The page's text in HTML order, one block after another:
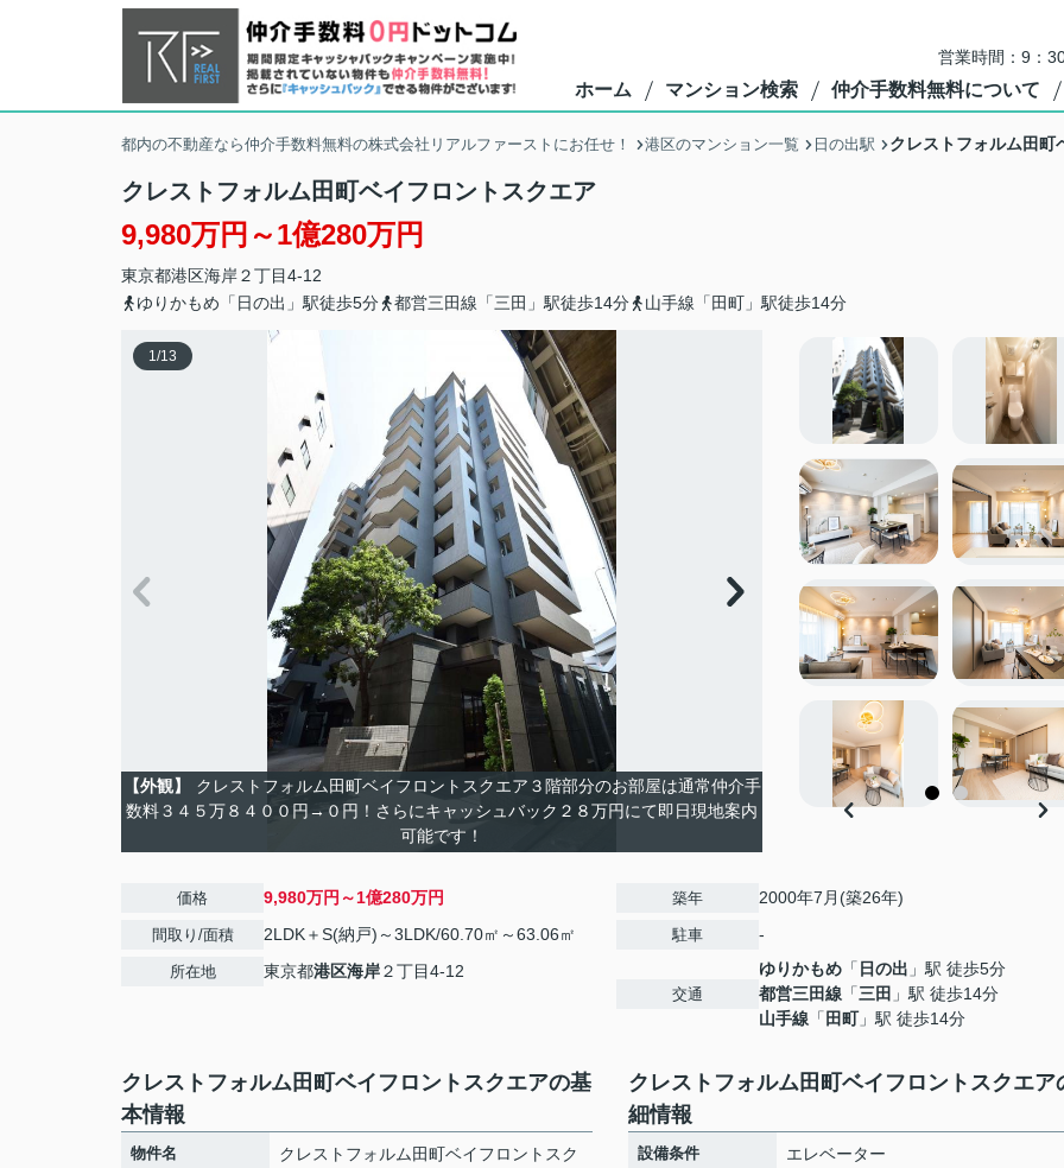
営業時間：9：
ホーム マンション検索 仲介手数料無料について
都内の不動産なら仲介手数料無料の株式会社リアルファーストにお任せ！ 港区のマンション一覧 日の出駅 クレストフォルム田町
クレストフォルム田町ベイフロントスクエア
9,980万円～1億280万円
東京都港区海岸２丁目4-12
ゆりかもめ「日の出」駅徒歩5分
都営三田線「三田」駅徒歩14分 山手線「田町」駅徒歩14分
1/13
【外観】
クレストフォルム田町ベイフロントスクエア３階部分のお部屋は通常仲介手
数料３４５万８４００円→０円！さらにキャッシュバック２８万円にて即日現地案内
可能です！
価格 9,980万円～1億280万円
間取り/面積 2LDK＋S(納戸)～3LDK/60.70㎡～63.06㎡
所在地 東京都港区海岸２丁目4-12
築年 2000年7月(築26年)
駐車 -
交通
ゆりかもめ 「 日の出 」駅 徒歩5分
都営三田線 「三田 」駅 徒歩14分
山手線 「 田町」駅 徒歩14分
クレストフォルム田町ベイフロントスクエアの基
本情報
物件名
クレストフォルム田町ベイフロントスク
クレストフォルム田町ベイフロントスクエア
細情報
設備条件
エレベーター